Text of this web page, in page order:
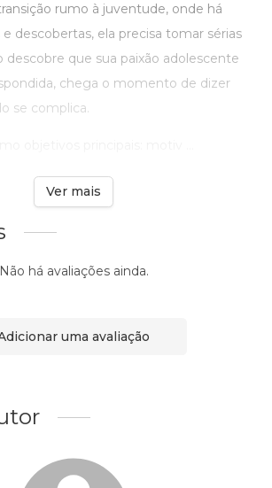
rumo à juventude, onde há
descobertas, ela precisa tomar sérias
descobre que sua paixão adolescente
chega o momento de dizer
se complica.
Ver mais
Não há avaliações ainda.
uma avaliação